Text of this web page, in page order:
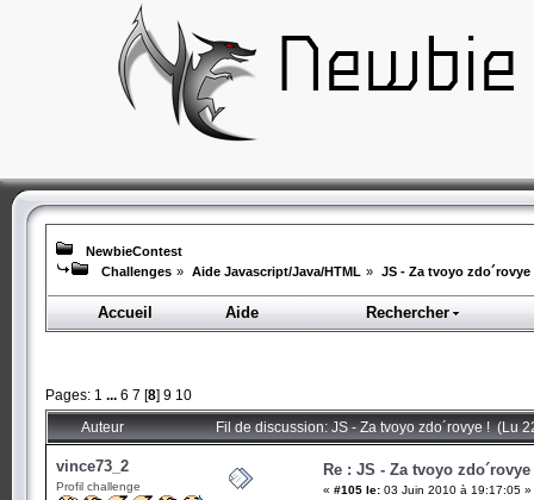
NewbieContest
Challenges » Aide Javascript/Java/HTML » JS - Za tvoyo zdo´rovye
Accueil Aide Rechercher
Pages: 1 ... 6 7 [8] 9 10
Auteur Fil de discussion: JS - Za tvoyo zdo´rovye ! (Lu
vince73_2
Profil challenge
Re : JS - Za tvoyo zdo´rovye
« #105 le: 03 Juin 2010 à 19:17:05 »